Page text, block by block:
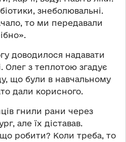
знеболювальні.
то ми передавали
доводилося надавати
Олег з теплотою згадує
що були в навчальному
дали корисного.
гнили рани через
але їх діставав.
робити? Коли треба, то